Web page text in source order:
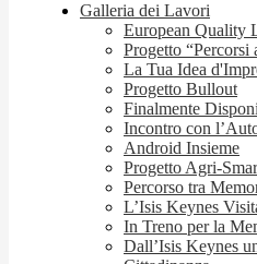
Galleria dei Lavori
European Quality
Progetto
La Tua Idea
Progetto Bullout
Finalmente
Incontro con
Android Insieme
Progetto Agri-
Percorso tra
L’Isis Keynes
In Treno per la
Dall’Isis Keynes